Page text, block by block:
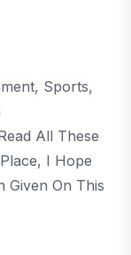
Sports,
All These
I Hope
Given On This